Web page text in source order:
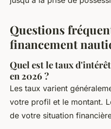
Questions
financement
Quel est le taux
en 2026 ?
Les taux varient
votre profil et le montant.
de votre situation